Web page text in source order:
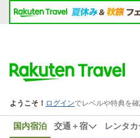
国内宿泊 交通＋宿 レンタカ